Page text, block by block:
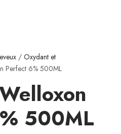
/ Oxydant et
Perfect 6% 500ML
500ML